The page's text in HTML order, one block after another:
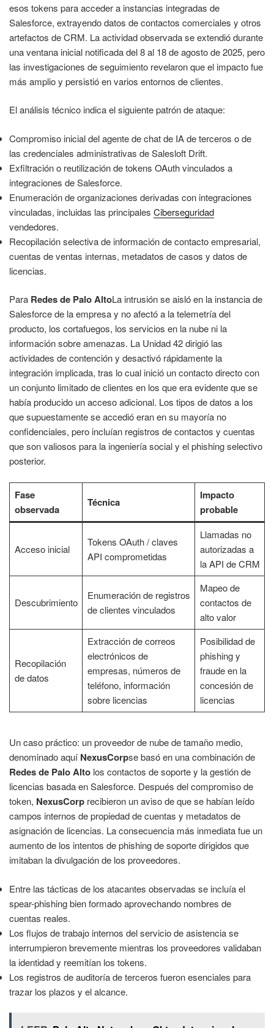
esos tokens para acceder a instancias integradas de
Salesforce, extrayendo datos de contactos comerciales y otros
artefactos de CRM. La actividad observada se extendió durante
una ventana inicial notificada del 8 al 18 de agosto de 2025, pero
las investigaciones de seguimiento revelaron que el impacto fue
más amplio y persistió en varios entornos de clientes.
El análisis técnico indica el siguiente patrón de ataque:
Compromiso inicial del agente de chat de IA de terceros o de
las credenciales administrativas de Salesloft Drift.
Exfiltración o reutilización de tokens OAuth vinculados a
integraciones de Salesforce.
Enumeración de organizaciones derivadas con integraciones
vinculadas, incluidas las principales Ciberseguridad
vendedores.
Recopilación selectiva de información de contacto empresarial,
cuentas de ventas internas, metadatos de casos y datos de
licencias.
Para Redes de Palo AltoLa intrusión se aisló en la instancia de
Salesforce de la empresa y no afectó a la telemetría del
producto, los cortafuegos, los servicios en la nube ni la
información sobre amenazas. La Unidad 42 dirigió las
actividades de contención y desactivó rápidamente la
integración implicada, tras lo cual inició un contacto directo con
un conjunto limitado de clientes en los que era evidente que se
había producido un acceso adicional. Los tipos de datos a los
que supuestamente se accedió eran en su mayoría no
confidenciales, pero incluían registros de contactos y cuentas
que son valiosos para la ingeniería social y el phishing selectivo
posterior.
Fase
observada
Técnica
Impacto
probable
Acceso inicial
Tokens OAuth / claves
API comprometidas
Llamadas no
autorizadas a
la API de CRM
Descubrimiento
Enumeración de registros
de clientes vinculados
Mapeo de
contactos de
alto valor
Recopilación
de datos
Extracción de correos
electrónicos de
empresas, números de
teléfono, información
sobre licencias
Posibilidad de
phishing y
fraude en la
concesión de
licencias
Un caso práctico: un proveedor de nube de tamaño medio,
denominado aquíNexusCorpse basó en una combinación de
Redes de Palo Alto los contactos de soporte y la gestión de
licencias basada en Salesforce. Después del compromiso de
token, NexusCorp recibieron un aviso de que se habían leído
campos internos de propiedad de cuentas y metadatos de
asignación de licencias. La consecuencia más inmediata fue un
aumento de los intentos de phishing de soporte dirigidos que
imitaban la divulgación de los proveedores.
Entre las tácticas de los atacantes observadas se incluía el
spear-phishing bien formado aprovechando nombres de
cuentas reales.
Los flujos de trabajo internos del servicio de asistencia se
interrumpieron brevemente mientras los proveedores validaban
la identidad y reemitían los tokens.
Los registros de auditoría de terceros fueron esenciales para
trazar los plazos y el alcance.